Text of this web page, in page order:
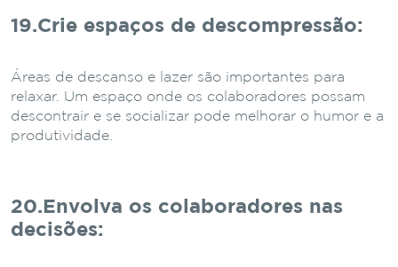
19.Crie espaços de descompressão:
Áreas de descanso e lazer são importantes para
relaxar. Um espaço onde os colaboradores possam
descontrair e se socializar pode melhorar o humor e a
produtividade.
20.Envolva os colaboradores nas
decisões: